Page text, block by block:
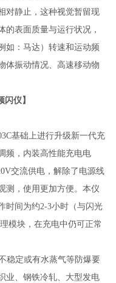
对静止，这种视觉暂留现
的表面质量与运行状况，
如：马达）转速和运动频
体振动情况、高速移动物
闪仪】
基础上进行升级新一代充
频，内装高性能充电电
交流供电，解除了电源线
测，使用更加方便。本仪
时间为约2-3小时（与闪光
模块，在充电中仍可正常
稳定或有水蒸气等防爆要
业、钢铁冷轧、大型发电